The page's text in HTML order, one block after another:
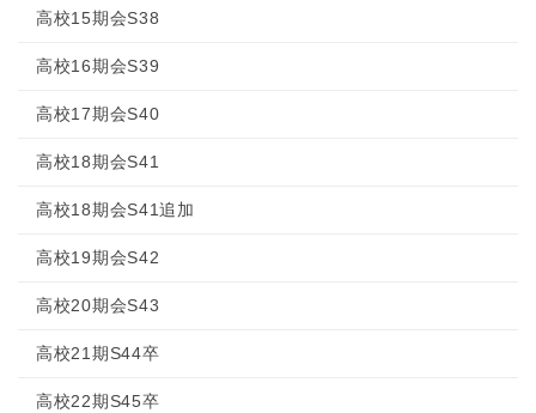
高校15期会S38
高校16期会S39
高校17期会S40
高校18期会S41
高校18期会S41追加
高校19期会S42
高校20期会S43
高校21期S44卒
高校22期S45卒